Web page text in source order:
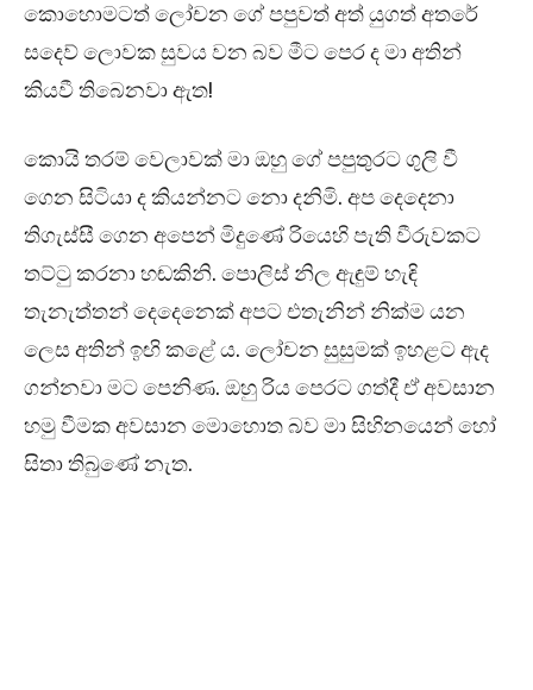
කොහොමටත් ලෝචන ගේ පපුවත් අත් යුගත් අතරේ
සදෙව් ලොවක සුවය වන බව මීට පෙර ද මා අතින්
කියවී තිබෙනවා ඇත!
කොයි තරම් වෙලාවක් මා ඔහු ගේ පපුතුරට ගුලි වී
ගෙන සිටියා ද කියන්නට නො දනිමි. අප දෙදෙනා
තිගැස්සී ගෙන අපෙන් මිදුණේ රියෙහි පැති වීරුවකට
තට්ටු කරනා හඬකිනි. පොලිස් නිල ඇඳුම් හැඳි
තැනැත්තන් දෙදෙනෙක් අපට එතැනින් නික්ම යන
ලෙස අතින් ඉඟි කළේ ය. ලෝචන සුසුමක් ඉහළට ඇද
ගන්නවා මට පෙනිණ. ඔහු රිය පෙරට ගත්දී ඒ අවසාන
හමු වීමක අවසාන මොහොත බව මා සිහිනයෙන් හෝ
සිතා තිබුණේ නැත.